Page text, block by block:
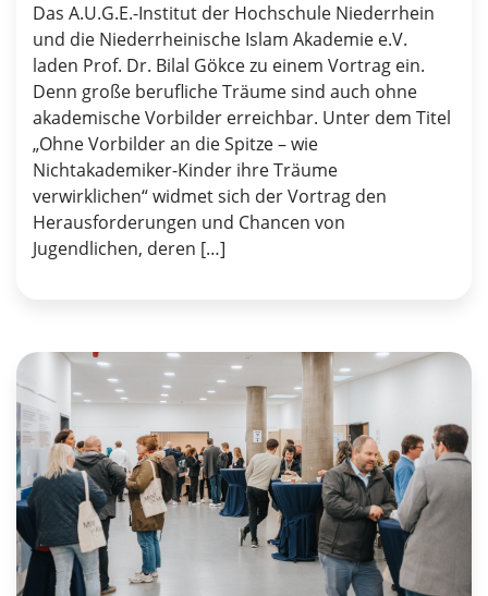
Das A.U.G.E.-Institut der Hochschule Niederrhein
und die Niederrheinische Islam Akademie e.V.
laden Prof. Dr. Bilal Gökce zu einem Vortrag ein.
Denn große berufliche Träume sind auch ohne
akademische Vorbilder erreichbar. Unter dem Titel
„Ohne Vorbilder an die Spitze – wie
Nichtakademiker-Kinder ihre Träume
verwirklichen“ widmet sich der Vortrag den
Herausforderungen und Chancen von
Jugendlichen, deren […]